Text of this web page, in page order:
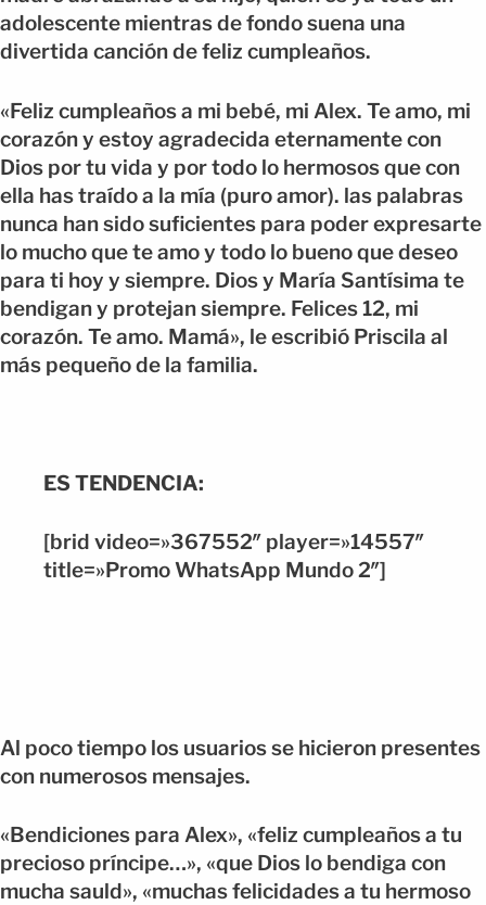
adolescente mientras de fondo suena una
divertida canción de feliz cumpleaños.
«Feliz cumpleaños a mi bebé, mi Alex. Te amo, mi
corazón y estoy agradecida eternamente con
Dios por tu vida y por todo lo hermosos que con
ella has traído a la mía (puro amor). las palabras
nunca han sido suficientes para poder expresarte
lo mucho que te amo y todo lo bueno que deseo
para ti hoy y siempre. Dios y María Santísima te
bendigan y protejan siempre. Felices 12, mi
corazón. Te amo. Mamá», le escribió Priscila al
más pequeño de la familia.
ES TENDENCIA:
[brid video=»367552″ player=»14557″
title=»Promo WhatsApp Mundo 2″]
Al poco tiempo los usuarios se hicieron presentes
con numerosos mensajes.
«Bendiciones para Alex», «feliz cumpleaños a tu
precioso príncipe…», «que Dios lo bendiga con
mucha sauld», «muchas felicidades a tu hermoso